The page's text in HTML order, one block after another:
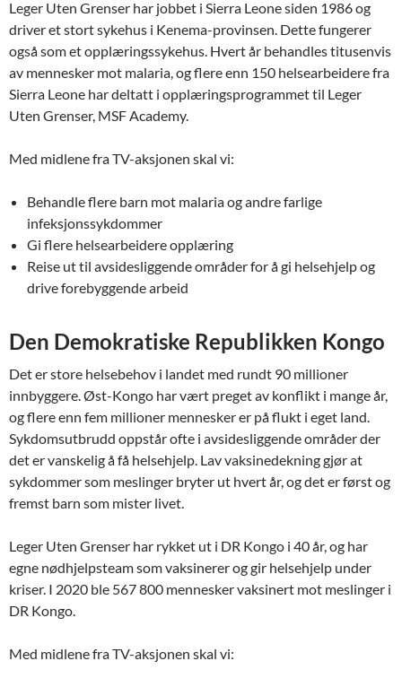
Leger Uten Grenser har jobbet i Sierra Leone siden 1986 og
driver et stort sykehus i Kenema-provinsen. Dette fungerer
også som et opplæringssykehus. Hvert år behandles titusenvis
av mennesker mot malaria, og flere enn 150 helsearbeidere fra
Sierra Leone har deltatt i opplæringsprogrammet til Leger
Uten Grenser, MSF Academy.
Med midlene fra TV-aksjonen skal vi:
Behandle flere barn mot malaria og andre farlige
infeksjonssykdommer
Gi flere helsearbeidere opplæring
Reise ut til avsidesliggende områder for å gi helsehjelp og
drive forebyggende arbeid
Den Demokratiske Republikken Kongo
Det er store helsebehov i landet med rundt 90 millioner
innbyggere. Øst-Kongo har vært preget av konflikt i mange år,
og flere enn fem millioner mennesker er på flukt i eget land.
Sykdomsutbrudd oppstår ofte i avsidesliggende områder der
det er vanskelig å få helsehjelp. Lav vaksinedekning gjør at
sykdommer som meslinger bryter ut hvert år, og det er først og
fremst barn som mister livet.
Leger Uten Grenser har rykket ut i DR Kongo i 40 år, og har
egne nødhjelpsteam som vaksinerer og gir helsehjelp under
kriser. I 2020 ble 567 800 mennesker vaksinert mot meslinger i
DR Kongo.
Med midlene fra TV-aksjonen skal vi: